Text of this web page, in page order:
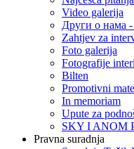
Video galerija
Други о нама
Zahtjev za
Foto galerija
Fotografije
Bilten
Promotivni
In memoriam
Upute za
SKY I ANOM
Pravna suradnja